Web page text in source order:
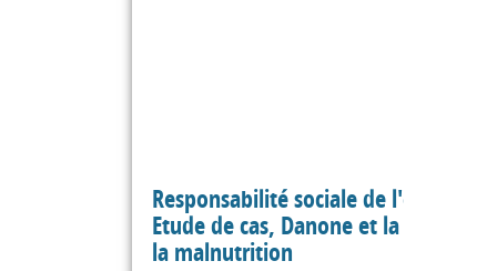
Responsabilité sociale de
Etude de cas, Danone et la lutte
la malnutrition